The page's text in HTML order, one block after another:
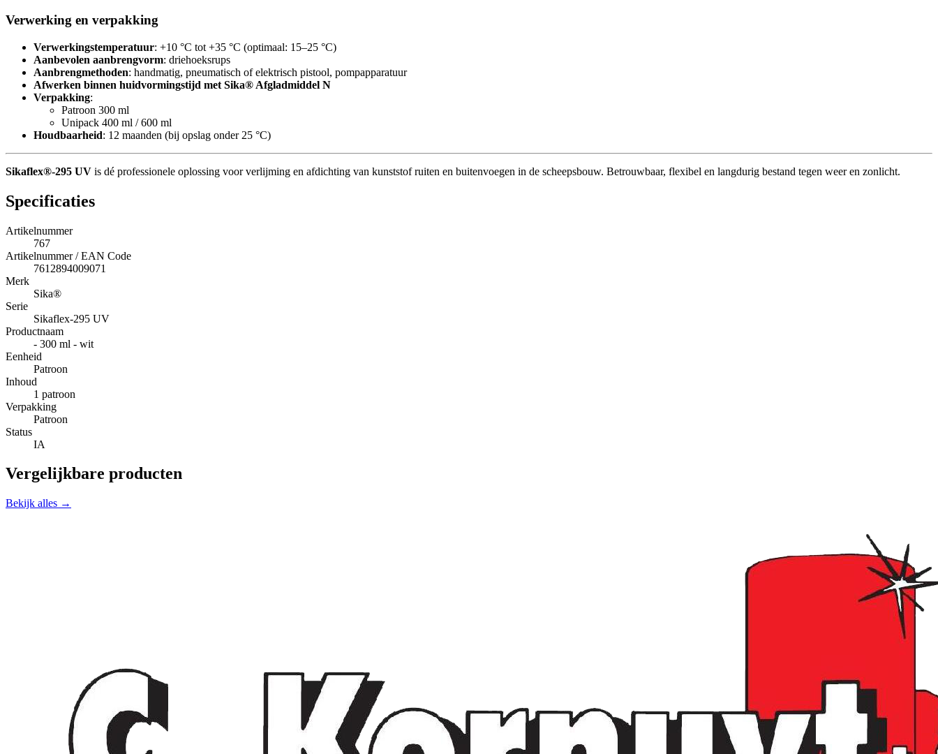
Verwerking en verpakking
Verwerkingstemperatuur: +10 °C tot +35 °C (optimaal: 15–25 °C)
Aanbevolen aanbrengvorm: driehoeksrups
Aanbrengmethoden: handmatig, pneumatisch of elektrisch pistool, pompapparatuur
Afwerken binnen huidvormingstijd met Sika® Afgladmiddel N
Verpakking:
Patroon 300 ml
Unipack 400 ml / 600 ml
Houdbaarheid: 12 maanden (bij opslag onder 25 °C)
Sikaflex®-295 UV is dé professionele oplossing voor verlijming en afdichting van kunststof ruiten en buitenvoegen in de scheepsbouw. Betrouwbaar, flexibel en langdurig bestand tegen weer en zonlicht.
Specificaties
Artikelnummer
767
Artikelnummer / EAN Code
7612894009071
Merk
Sika®
Serie
Sikaflex-295 UV
Productnaam
- 300 ml - wit
Eenheid
Patroon
Inhoud
1 patroon
Verpakking
Patroon
Status
IA
Vergelijkbare producten
Bekijk alles →